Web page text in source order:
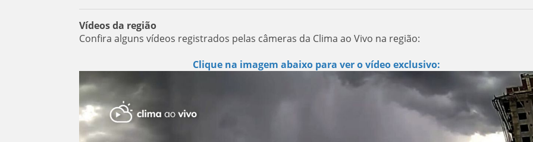
Vídeos da região
Confira alguns vídeos registrados pelas câmeras da Clima ao Vivo na região:
Clique na imagem abaixo para ver o vídeo exclusivo: